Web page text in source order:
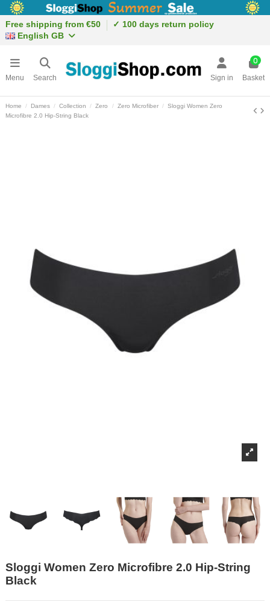
Free shipping from €50
✓ 100 days return policy
English GB
Menu Search Sign in
0
Basket
Home Dames Collection Zero Zero Microfiber
Sloggi Women Zero
Microfibre 2.0 Hip-String Black
Sloggi Women Zero Microfibre 2.0 Hip-String
Black